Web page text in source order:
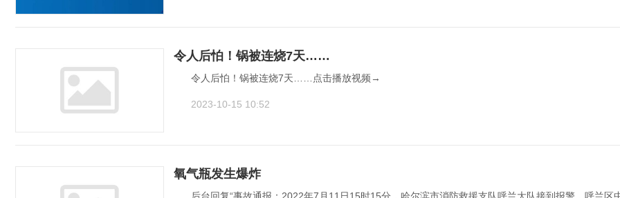
令人后怕！锅被连烧7天……
令人后怕！锅被连烧7天……点击播放视频→
2023-10-15 10:52
氧气瓶发生爆炸